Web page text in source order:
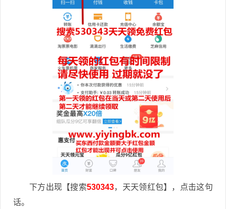
下方出现【搜索530343，天天领红包】，点击这句
话。